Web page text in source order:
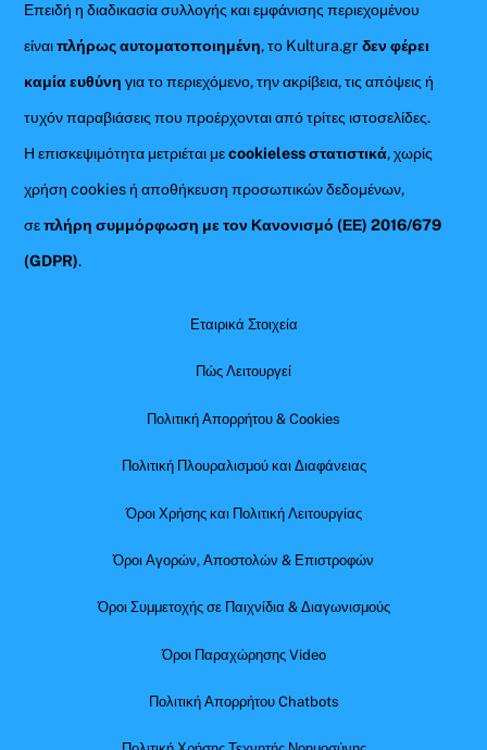
Επειδή η διαδικασία συλλογής και εμφάνισης περιεχομένου
είναιπλήρως αυτοματοποιημένη, το Kultura.grδεν φέρει
καμία ευθύνη για το περιεχόμενο, την ακρίβεια, τις απόψεις ή
τυχόν παραβιάσεις που προέρχονται από τρίτες ιστοσελίδες.
Η επισκεψιμότητα μετριέται μεcookieless στατιστικά, χωρίς
χρήση cookies ή αποθήκευση προσωπικών δεδομένων,
σεπλήρη συμμόρφωση με τον Κανονισμό (ΕΕ) 2016/679
(GDPR).
Εταιρικά Στοιχεία
Πώς Λειτουργεί
Πολιτική Απορρήτου & Cookies
Πολιτική Πλουραλισμού και Διαφάνειας
Όροι Χρήσης και Πολιτική Λειτουργίας
Όροι Αγορών, Αποστολών & Επιστροφών
Όροι Συμμετοχής σε Παιχνίδια & Διαγωνισμούς
Όροι Παραχώρησης Video
Πολιτική Απορρήτου Chatbots